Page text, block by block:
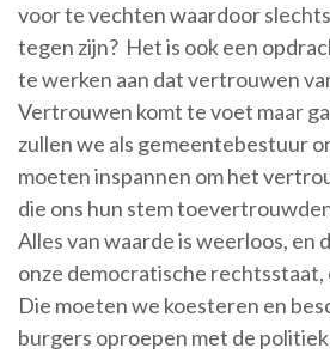
voor te vechten waardoor
tegen zijn? Het is ook een
te werken aan dat vertrouwen
Vertrouwen komt te voet maar
zullen we als gemeentebestuur
moeten inspannen om het
die ons hun stem
Alles van waarde is weerloos, en
onze democratische rechtsstaat,
Die moeten we koesteren en
burgers oproepen met de